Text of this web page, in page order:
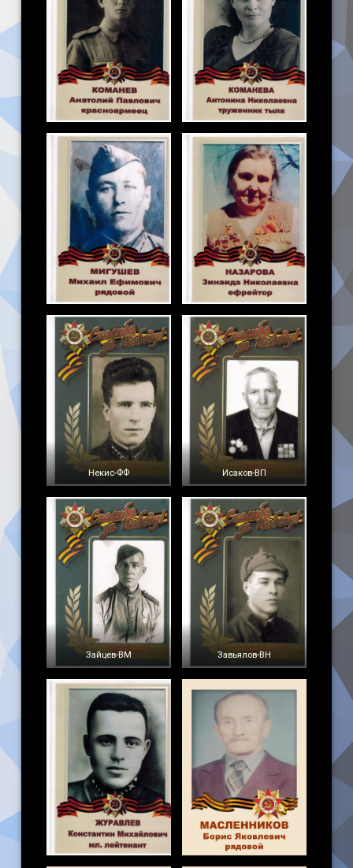
Некис-ФФ Исаков-ВП
Зайцев-ВМ Завьялов-ВН